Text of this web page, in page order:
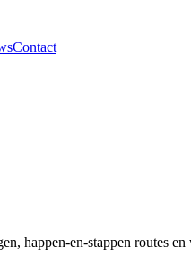
Contact
happen-en-stappen routes en